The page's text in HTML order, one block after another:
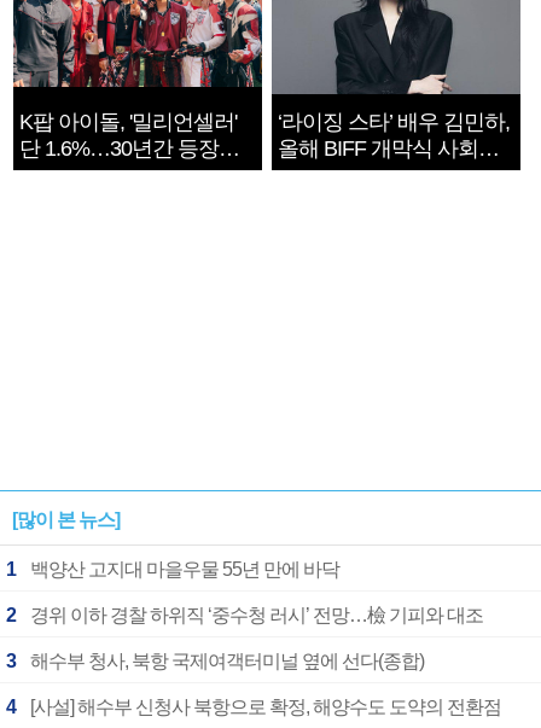
K팝 아이돌, '밀리언셀러'
단 1.6%…30년간 등장
1182개팀 전수조사
‘라이징 스타’ 배우 김민하,
올해 BIFF 개막식 사회자
확정
[많이 본 뉴스]
1 백양산 고지대 마을우물 55년 만에 바닥
2 경위 이하 경찰 하위직 ‘중수청 러시’ 전망…檢 기피와 대조
3 해수부 청사, 북항 국제여객터미널 옆에 선다(종합)
4 [사설] 해수부 신청사 북항으로 확정, 해양수도 도약의 전환점